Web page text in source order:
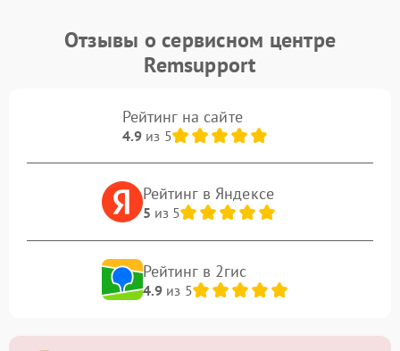
Отзывы о сервисном центре
Remsupport
Рейтинг на сайте
4.9из 5
Рейтинг в Яндексе
5 из 5
Рейтинг в 2гис
4.9из 5